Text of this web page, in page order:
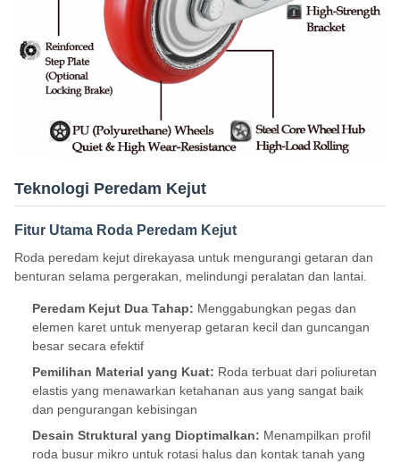
Teknologi Peredam Kejut
Fitur Utama Roda Peredam Kejut
Roda peredam kejut direkayasa untuk mengurangi getaran dan
benturan selama pergerakan, melindungi peralatan dan lantai.
Peredam Kejut Dua Tahap: Menggabungkan pegas dan
elemen karet untuk menyerap getaran kecil dan guncangan
besar secara efektif
Pemilihan Material yang Kuat: Roda terbuat dari poliuretan
elastis yang menawarkan ketahanan aus yang sangat baik
dan pengurangan kebisingan
Desain Struktural yang Dioptimalkan: Menampilkan profil
roda busur mikro untuk rotasi halus dan kontak tanah yang